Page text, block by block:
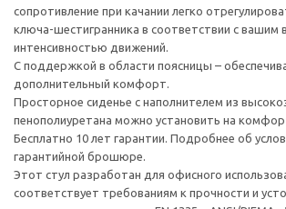
сопротивление при качании легко
ключа-шестигранника в соответствии с вашим
интенсивностью движений.
С поддержкой в области поясницы –
дополнительный комфорт.
Просторное сиденье с наполнителем из
пенополиуретана можно установить на
Бесплатно 10 лет гарантии. Подробнее об
гарантийной брошюре.
Этот стул разработан для офисного
соответствует требованиям к прочности и